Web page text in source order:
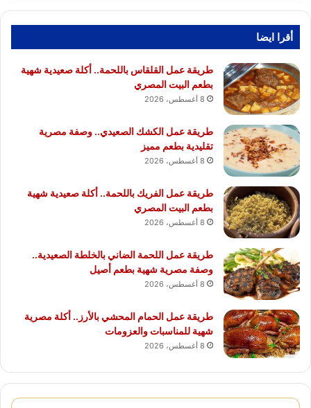
أقرا ايضا
طريقة عمل القلقاس باللحمة.. أكلة صعيدية شهية
بطعم البيت المصري
8 أغسطس، 2026
طريقة عمل الكشك الصعيدي.. وصفة مصرية
تقليدية بطعم مميز
8 أغسطس، 2026
طريقة عمل الفريك باللحمة.. أكلة صعيدية شهية
بطعم البيت المصري
8 أغسطس، 2026
طريقة عمل اللحمة الضاني بالخلطة الصعيدية..
وصفة مصرية شهية بطعم أصيل
8 أغسطس، 2026
طريقة عمل الحمام المحشي بالأرز.. أكلة مصرية
شهية للمناسبات والعزومات
8 أغسطس، 2026